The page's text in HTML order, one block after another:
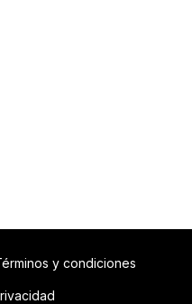
y condiciones